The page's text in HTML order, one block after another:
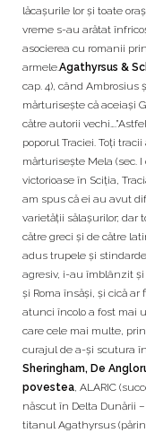
lăcașurile lor și toate
vreme s-au arătat
asocierea cu romanii
armele.Agathyrsus &
cap. 4), când Ambrosius
mărturisește că aceiași
către autorii
poporul Traciei. Toți
mărturisește Mela (sec.
victorioase în Sciția,
am spus că ei au avut
varietății sălașurilor; dar
către greci și de către
adus trupele și
agresiv, i-au îmblânzit
și Roma însăși, și cică
atunci încolo a fost mai
care cele mai multe,
curajul de a-și scutura
Sheringham, De
povestea, ALARIC
născut în Delta Dunării –
titanul Agathyrsus